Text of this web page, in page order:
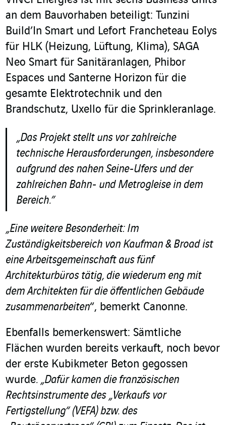
an dem Bauvorhaben beteiligt: Tunzini
Build’In Smart und Lefort Francheteau Eolys
für HLK (Heizung, Lüftung, Klima), SAGA
Neo Smart für Sanitäranlagen, Phibor
Espaces und Santerne Horizon für die
gesamte Elektrotechnik und den
Brandschutz, Uxello für die Sprinkleranlage.
„Das Projekt stellt uns vor zahlreiche
technische Herausforderungen, insbesondere
aufgrund des nahen Seine-Ufers und der
zahlreichen Bahn- und Metrogleise in dem
Bereich.”
„Eine weitere Besonderheit: Im
Zuständigkeitsbereich von Kaufman & Broad ist
eine Arbeitsgemeinschaft aus fünf
Architekturbüros tätig, die wiederum eng mit
dem Architekten für die öffentlichen Gebäude
zusammenarbeiten“, bemerkt Canonne.
Ebenfalls bemerkenswert: Sämtliche
Flächen wurden bereits verkauft, noch bevor
der erste Kubikmeter Beton gegossen
wurde. „Dafür kamen die französischen
Rechtsinstrumente des „Verkaufs vor
Fertigstellung“ (VEFA) bzw. des